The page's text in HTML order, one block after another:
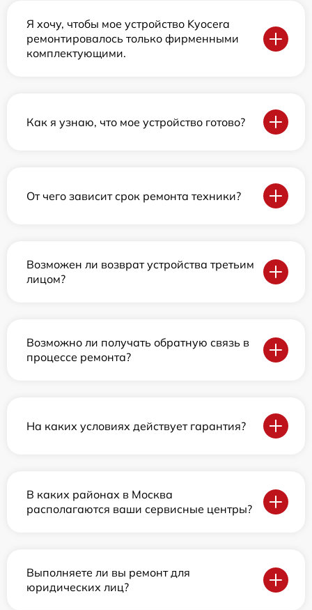
Я хочу, чтобы мое устройство Kyocera
ремонтировалось только фирменными
комплектующими.
Как я узнаю, что мое устройство готово?
От чего зависит срок ремонта техники?
Возможен ли возврат устройства третьим
лицом?
Возможно ли получать обратную связь в
процессе ремонта?
На каких условиях действует гарантия?
В каких районах в Москва
располагаются ваши сервисные центры?
Выполняете ли вы ремонт для
юридических лиц?